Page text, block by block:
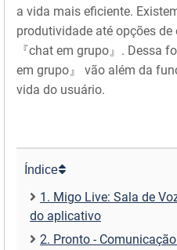
a vida mais eficiente.
produtividade até opções
『chat em grupo』. Dessa
em grupo』 vão além da
vida do usuário.
Índice
1. Migo Live: Sala de
do aplicativo
2. Pronto -